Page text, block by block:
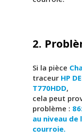
2.
Si la pièce
traceur HP
T770HDD,
cela peut
problème :
au niveau
courroie.